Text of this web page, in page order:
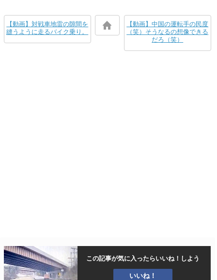
【動画】対戦車地雷の隙間を
縫うように走るバイク乗り。
【動画】中国の運転手の民度
（笑）そうなるの想像できる
だろ（笑）
この記事が気に入ったらいいね！しよう
いいね！